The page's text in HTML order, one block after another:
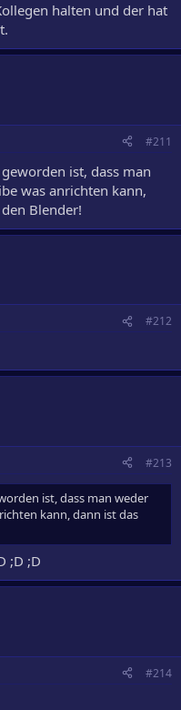
halten und der hat
#211
ist, dass man
was anrichten kann,
Blender!
#212
#213
ist, dass man weder
kann, dann ist das
;D ;D
#214